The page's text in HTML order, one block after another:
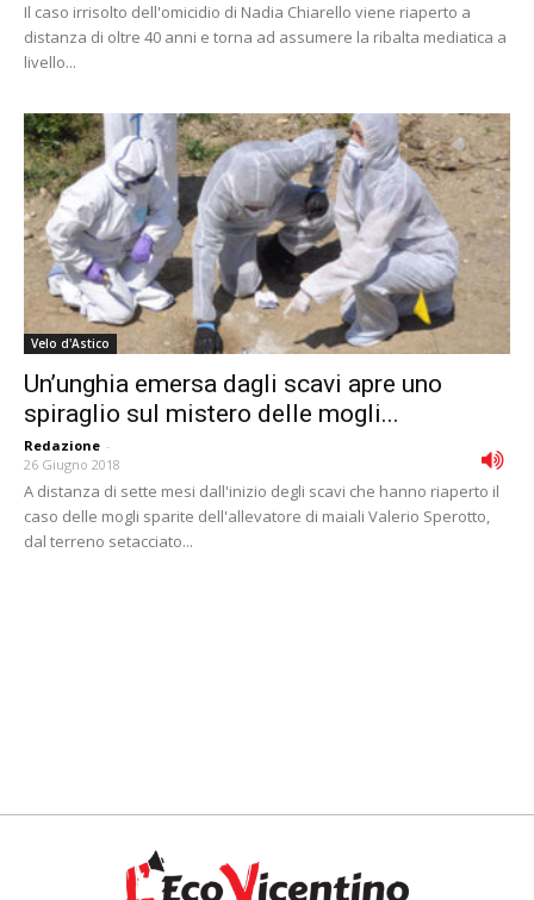
Il caso irrisolto dell'omicidio di Nadia Chiarello viene riaperto a
distanza di oltre 40 anni e torna ad assumere la ribalta mediatica a
livello...
Velo d'Astico
Un’unghia emersa dagli scavi apre uno
spiraglio sul mistero delle mogli...
Redazione -
26 Giugno 2018
A distanza di sette mesi dall'inizio degli scavi che hanno riaperto il
caso delle mogli sparite dell'allevatore di maiali Valerio Sperotto,
dal terreno setacciato...